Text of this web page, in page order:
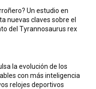
Un estudio en
nuevas claves sobre el
del Tyrannosaurus rex
la evolución de los
con más inteligencia
relojes deportivos